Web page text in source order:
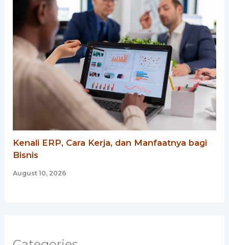
Kenali ERP, Cara Kerja, dan Manfaatnya bagi
Bisnis
August 10, 2026